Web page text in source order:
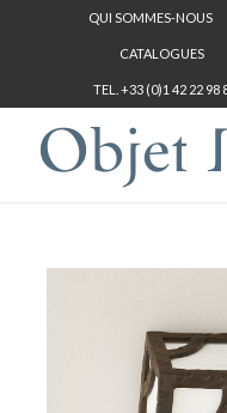
QUI SOMMES-NOUS
CATALOGUES
TEL. +33 (0)1 42 22 98